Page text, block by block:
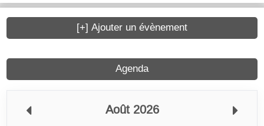
Agenda
Août 2026
[+] Ajouter un évènement